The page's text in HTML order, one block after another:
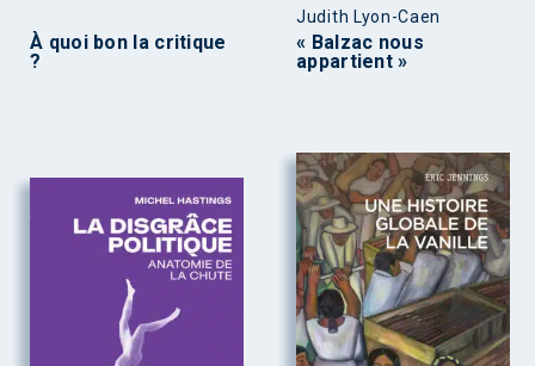
À quoi bon la critique
?
Judith Lyon-Caen
« Balzac nous
appartient »